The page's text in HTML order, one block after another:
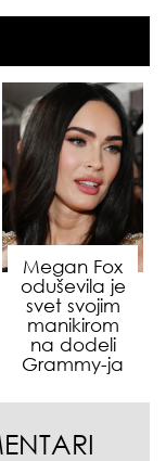
Megan Fox
oduševila je
svet svojim
manikirom
na dodeli
Grammy-ja